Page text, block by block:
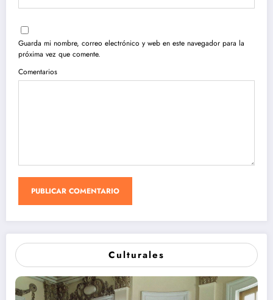
Guarda mi nombre, correo electrónico y web en este navegador para la
próxima vez que comente.
Comentarios
Culturales